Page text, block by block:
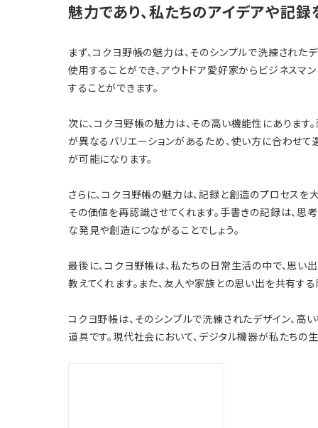
魅力であり、私たちのアイデアや記録
まず、コクヨ野帳の魅力は、そのシンプルで洗練された
使用することができ、アウトドア愛好家からビジネスマ
することができます。
次に、コクヨ野帳の魅力は、その高い機能性にありま
が異なるバリエーションがあるため、使い方に合わせて
が可能になります。
さらに、コクヨ野帳の魅力は、記録と創造のプロセス
その価値を再認識させてくれます。手書きの記録は、思
な発見や創造につながることでしょう。
最後に、コクヨ野帳は、私たちの日常生活の中で、思い
教えてくれます。また、友人や家族との思い出を共有す
コクヨ野帳は、そのシンプルで洗練されたデザイン、高
道具です。現代社会において、デジタル機器が私たちの